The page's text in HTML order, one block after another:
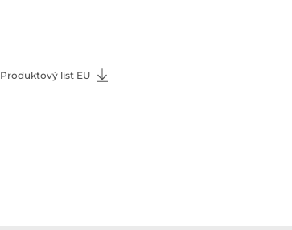
Produktový list EU